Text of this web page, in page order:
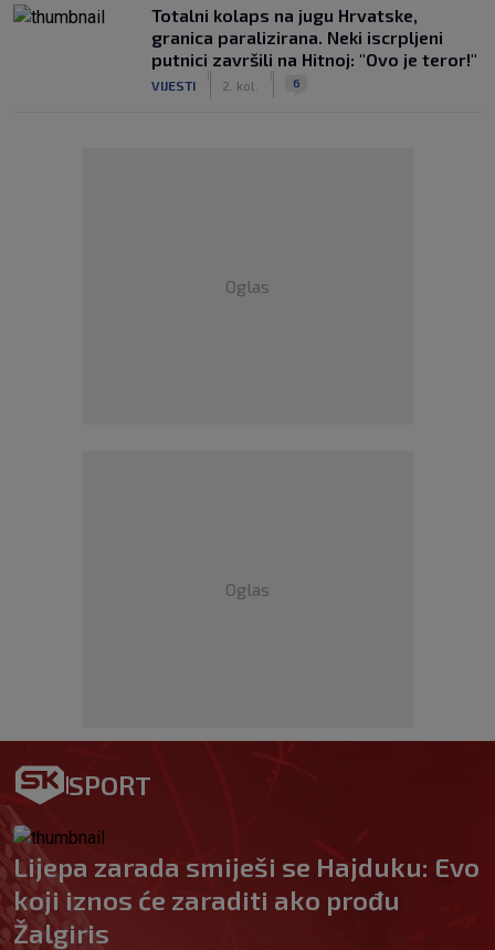
Totalni kolaps na jugu Hrvatske,
granica paralizirana. Neki iscrpljeni
putnici završili na Hitnoj: "Ovo je teror!"
VIJESTI 2. kol. 6
Oglas
Oglas
SPORT
Lijepa zarada smiješi se Hajduku: Evo
koji iznos će zaraditi ako prođu
Žalgiris